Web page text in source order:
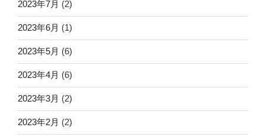
2023年7月 (2)
2023年6月 (1)
2023年5月 (6)
2023年4月 (6)
2023年3月 (2)
2023年2月 (2)